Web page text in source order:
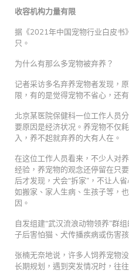
收容机构力量有限
据《2021年中国宠物行业白皮书
只。
为什么有那么多宠物被弃养？
记者采访多名弃养宠物者发现，
限，有的是觉得宠物不省心，还
北京某医院保健科一位工作人员
要原因是经济状况。养宠物不仅
入，养不起就弃养的大有人在。
在这位工作人员看来，不少人对
经验，养宠物的观念还停留在只
后才发现，犬会“拆家”，不让人
如搬家、家人生病、生孩子等，
因。
自发组建“武汉流浪动物领养”群
子后害怕猫、犬传播疾病或伤害
张楠无奈地说，许多人饲养宠物
长期规划，遇到突发情况时，往往